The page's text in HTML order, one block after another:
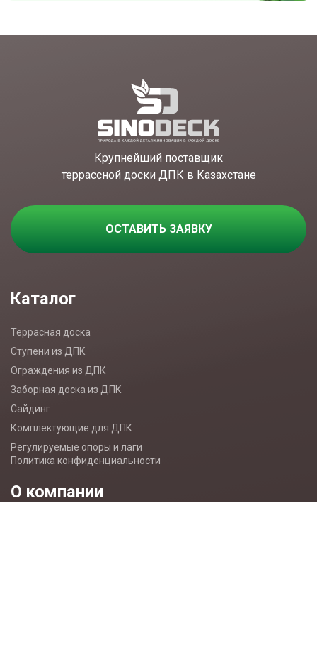
Крупнейший поставщик
террассной доски ДПК в Казахстане
ОСТАВИТЬ ЗАЯВКУ
Каталог
Террасная доска
Ступени из ДПК
Ограждения из ДПК
Заборная доска из ДПК
Сайдинг
Комплектующие для ДПК
Регулируемые опоры и лаги
Политика конфиденциальности
О компании